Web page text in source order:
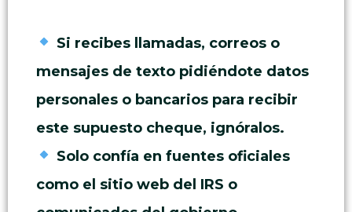
Si recibes llamadas, correos o
mensajes de texto pidiéndote datos
personales o bancarios para recibir
este supuesto cheque, ignóralos.
Solo confía en fuentes oficiales
como el sitio web del IRS o